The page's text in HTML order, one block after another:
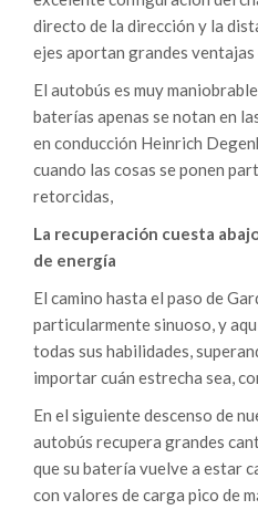
directo de la dirección y la
ejes aportan grandes
El autobús es muy
baterías apenas se notan en
en conducción Heinrich
cuando las cosas se ponen
retorcidas,
La recuperación cuesta
de energía
El camino hasta el paso de
particularmente sinuoso, y
todas sus habilidades,
importar cuán estrecha sea,
En el siguiente descenso de
autobús recupera grandes
que su batería vuelve a estar
con valores de carga pico de